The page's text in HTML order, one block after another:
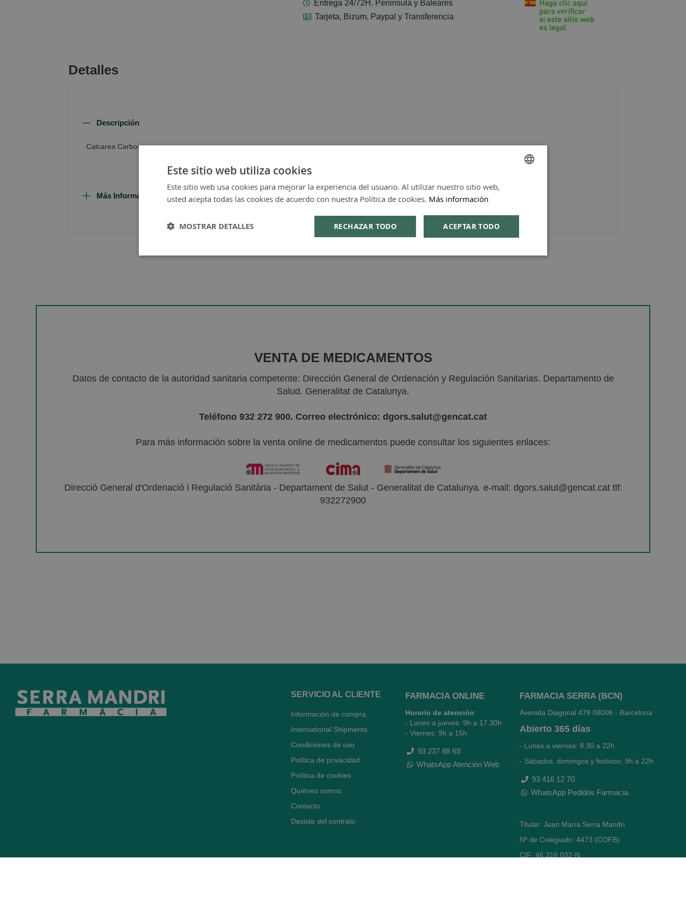
Entrega 24/72H. Peninsula y Baleares
Tarjeta, Bizum, Paypal y Transferencia
Detalles
Descripción
Calcarea Carbonica
Más Información
VENTA DE MEDICAMENTOS
Datos de contacto de la autoridad sanitaria competente: Dirección General de Ordenación y Regulación Sanitarias. Departamento de
Salud. Generalitat de Catalunya.
Teléfono 932 272 900. Correo electrónico: dgors.salut@gencat.cat
Para más información sobre la venta online de medicamentos puede consultar los siguientes enlaces:
Direcció General d'Ordenació i Regulació Sanitària - Departament de Salut - Generalitat de Catalunya. e-mail: dgors.salut@gencat.cat tlf:
932272900
SERVICIO AL CLIENTE
Información de compra
International Shipments
Condiciones de uso
Política de privacidad
Política de cookies
Quiénes somos
Contacto
Desiste del contrato
FARMACIA ONLINE
Horario de atención:
- Lunes a jueves: 9h a 17.30h
- Viernes: 9h a 15h
93 237 88 69
WhatsApp Atención Web
FARMACIA SERRA (BCN)
Avenida Diagonal 478 08006 - Barcelona
Abierto 365 días
- Lunes a viernes: 8.30 a 22h
- Sábados, domingos y festivos: 9h a 22h
93 416 12 70
WhatsApp Pedidos Farmacia
Titular: Juan María Serra Mandri
Nº de Colegiado: 4473 (COFB)
CIF: 46.316.032-N
Este sitio web utiliza cookies
Este sitio web usa cookies para mejorar la experiencia del usuario. Al utilizar nuestro sitio web,
usted acepta todas las cookies de acuerdo con nuestra Política de cookies. Más información
ACEPTAR TODO
RECHAZAR TODO
MOSTRAR DETALLES